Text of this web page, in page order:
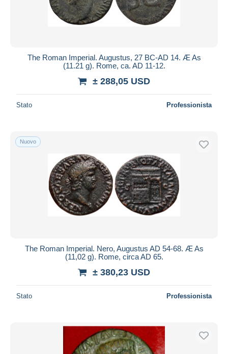
The Roman Imperial. Augustus, 27 BC-AD 14. Æ As
(11.21 g). Rome, ca. AD 11-12.
± 288,05 USD
Stato Professionista
Nuovo
The Roman Imperial. Nero, Augustus AD 54-68. Æ As
(11,02 g). Rome, circa AD 65.
± 380,23 USD
Stato Professionista